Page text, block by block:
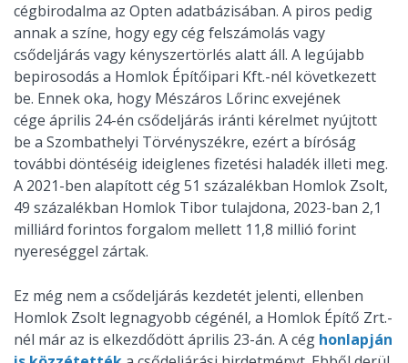
cégbirodalma az Opten adatbázisában. A piros pedig
annak a színe, hogy egy cég felszámolás vagy
csődeljárás vagy kényszertörlés alatt áll. A legújabb
bepirosodás a Homlok Építőipari Kft.-nél következett
be. Ennek oka, hogy Mészáros Lőrinc exvejének
cége április 24-én csődeljárás iránti kérelmet nyújtott
be a Szombathelyi Törvényszékre, ezért a bíróság
további döntéséig ideiglenes fizetési haladék illeti meg.
A 2021-ben alapított cég 51 százalékban Homlok Zsolt,
49 százalékban Homlok Tibor tulajdona, 2023-ban 2,1
milliárd forintos forgalom mellett 11,8 millió forint
nyereséggel zártak.
Ez még nem a csődeljárás kezdetét jelenti, ellenben
Homlok Zsolt legnagyobb cégénél, a Homlok Építő Zrt.-
nél már az is elkezdődött április 23-án. A cég honlapján